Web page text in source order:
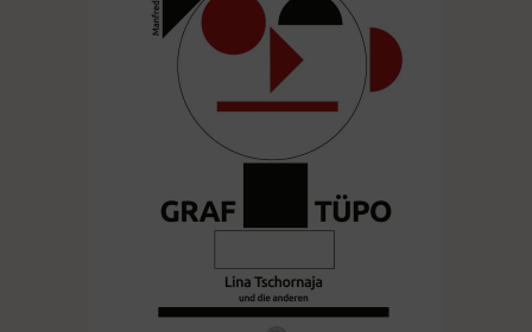
VORLESEVIDEO